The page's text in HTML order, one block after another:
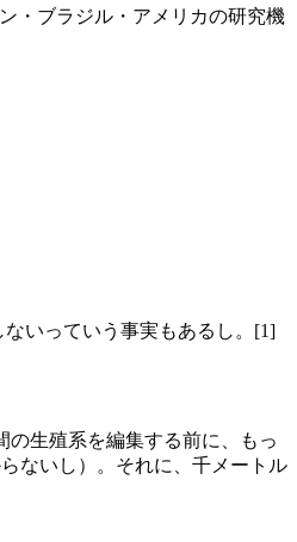
・ブラジル・アメリカの研究機
いっていう事実もあるし。[1]
生殖系を編集する前に、もっ
ないし）。それに、千メートル